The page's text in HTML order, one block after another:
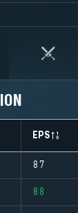
EPS
87
88